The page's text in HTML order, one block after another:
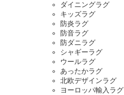
ダイニングラグ
キッズラグ
防炎ラグ
防音ラグ
防ダニラグ
シャギーラグ
ウールラグ
あったかラグ
北欧デザインラグ
ヨーロッパ輸入ラグ